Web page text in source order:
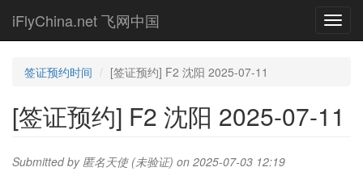
main
iFlyChina.net 飞网中国
签证预约时间 [签证预约] F2 沈阳 2025-07-11
[签证预约] F2 沈阳 2025-07-11
Submitted by 匿名天使 (未验证) on 2025-07-03 12:19